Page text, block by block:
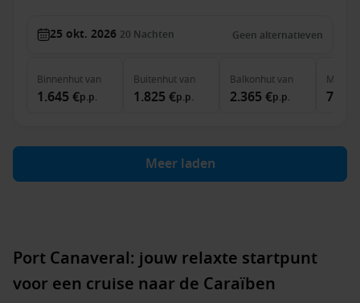
25 okt. 2026 20 Nachten Geen alternatieven
Binnenhutvan
1.645 €p.p.
Buitenhutvan
1.825 €p.p.
Balkonhutvan
2.365 €p.p.
MSC
Meer laden
Port Canaveral: jouw relaxte startpunt
voor een cruise naar de Caraïben